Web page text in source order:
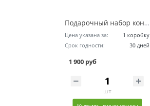
Подарочный набор конфет ручной работы - Сладкоежка / 25 конфет
Цена указана за:
1 коробку
Срок годности:
30 дней
1 900 руб
шт